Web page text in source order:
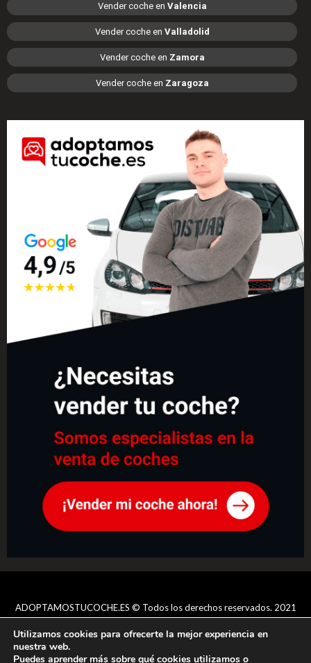
Vender coche en Valencia
Vender coche en Valladolid
Vender coche en Zamora
Vender coche en Zaragoza
ADOPTAMOSTUCOCHE.ES © Todos los derechos reservados. 2021
Condiciones generales
Utilizamos cookies para ofrecerte la mejor experiencia en
nuestra web.
Puedes aprender más sobre qué cookies utilizamos o